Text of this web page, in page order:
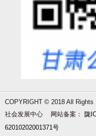
COPYRIGHT © 2018 All
社会发展中心 网站备案：
陇
62010202001371号